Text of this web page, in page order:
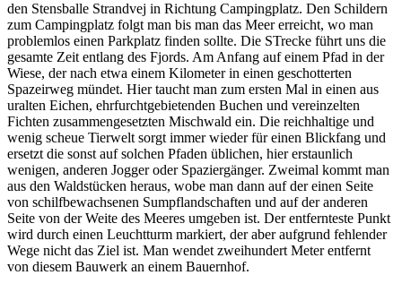
den Stensballe Strandvej in Richtung Campingplatz. Den Schildern
zum Campingplatz folgt man bis man das Meer erreicht, wo man
problemlos einen Parkplatz finden sollte. Die STrecke führt uns die
gesamte Zeit entlang des Fjords. Am Anfang auf einem Pfad in der
Wiese, der nach etwa einem Kilometer in einen geschotterten
Spazeirweg mündet. Hier taucht man zum ersten Mal in einen aus
uralten Eichen, ehrfurchtgebietenden Buchen und vereinzelten
Fichten zusammengesetzten Mischwald ein. Die reichhaltige und
wenig scheue Tierwelt sorgt immer wieder für einen Blickfang und
ersetzt die sonst auf solchen Pfaden üblichen, hier erstaunlich
wenigen, anderen Jogger oder Spaziergänger. Zweimal kommt man
aus den Waldstücken heraus, wobe man dann auf der einen Seite
von schilfbewachsenen Sumpflandschaften und auf der anderen
Seite von der Weite des Meeres umgeben ist. Der entfernteste Punkt
wird durch einen Leuchtturm markiert, der aber aufgrund fehlender
Wege nicht das Ziel ist. Man wendet zweihundert Meter entfernt
von diesem Bauwerk an einem Bauernhof.